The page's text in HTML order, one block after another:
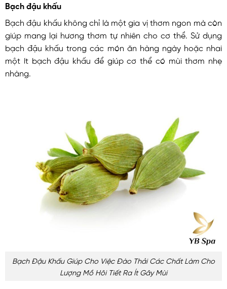
Bạch đậu khấu
Bạch đậu khấu không chỉ là một gia vị thơm ngon mà còn
giúp mang lại hương thơm tự nhiên cho cơ thể. Sử dụng
bạch đậu khấu trong các món ăn hàng ngày hoặc nhai
một ít bạch đậu khấu để giúp cơ thể có mùi thơm nhẹ
nhàng.
Bạch Đậu Khấu Giúp Cho Việc Đào Thải Các Chất Làm Cho
Lượng Mồ Hôi Tiết Ra Ít Gây Mùi